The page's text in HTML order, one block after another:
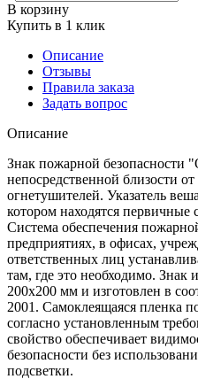
В корзину
Купить в 1 клик
Описание
Отзывы
Правила заказа
Задать вопрос
Описание
Знак пожарной безопасности
непосредственной близости
огнетушителей. Указатель
котором находятся первичные
Система обеспечения
предприятиях, в офисах,
ответственных лиц
там, где это необходимо. Знак
200х200 мм и изготовлен в
2001. Самоклеящаяся пленка
согласно установленным
свойство обеспечивает
безопасности без
подсветки.